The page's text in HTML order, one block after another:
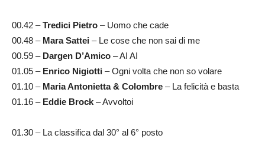
00.42 –Tredici Pietro – Uomo che cade
00.48 – Mara Sattei – Le cose che non sai di me
00.59 – Dargen D’Amico – AI AI
01.05 –Enrico Nigiotti – Ogni volta che non so volare
01.10 – Maria Antonietta & Colombre – La felicità e basta
01.16 – Eddie Brock – Avvoltoi
01.30 – La classifica dal 30° al 6° posto